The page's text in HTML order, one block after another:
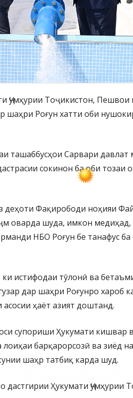
Ҷумҳурии Тоҷикистон,
шаҳри Роғун хатти оби
ташаббусҳои Сарвари
сокинон ба оби
деҳоти Фақирободи ноҳияи
оварда шуда, имкон медиҳад,
НБО Роғун бе танафус ба
истифодаи тӯлонӣ ва
дар шаҳри Роғунро хароб
ҳаёт азият доштанд.
супориши Ҳукумати кишвар
лоиҳаи барқарорсозӣ ва зиёд
шаҳр татбиқ карда шуд.
дастгирии Ҳукумати Ҷумҳурии